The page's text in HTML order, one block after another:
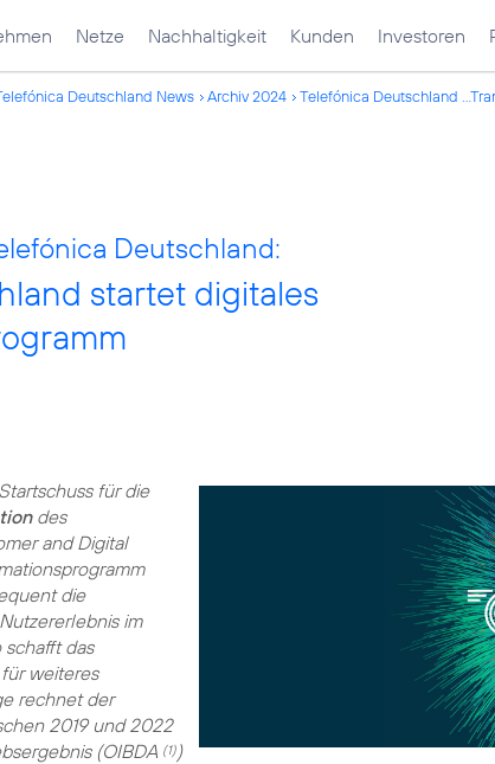
Netze Nachhaltigkeit Kunden Investoren
Deutschland News Archiv 2024 Telefónica Deutschland
Deutschland:
startet digitales
für die
des
and Digital
die
im
das
weiteres
rechnet der
2019 und 2022
(OIBDA (1))